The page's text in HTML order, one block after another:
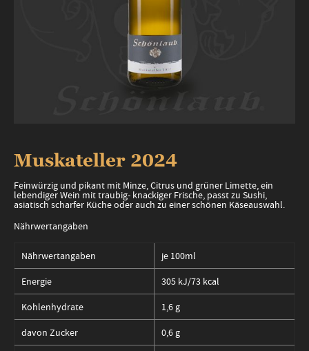
der
springen
Muskateller 2024
Feinwürzig und pikant mit Minze, Citrus und grüner Limette, ein
lebendiger Wein mit traubig- knackiger Frische, passt zu Sushi,
asiatisch scharfer Küche oder auch zu einer schönen Käseauswahl.
Nährwertangaben
Nährwertangaben je 100ml
Energie 305 kJ/73 kcal
Kohlenhydrate 1,6 g
davon Zucker 0,6 g